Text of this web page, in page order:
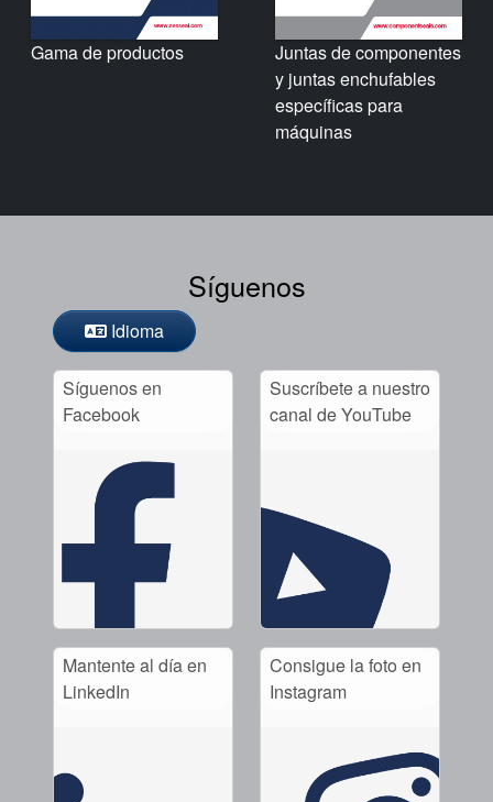
Gama de productos
Juntas de componentes
y juntas enchufables
específicas para
máquinas
Síguenos
Idioma
Síguenos en
Facebook
Suscríbete a nuestro
canal de YouTube
Mantente al día en
LinkedIn
Consigue la foto en
Instagram